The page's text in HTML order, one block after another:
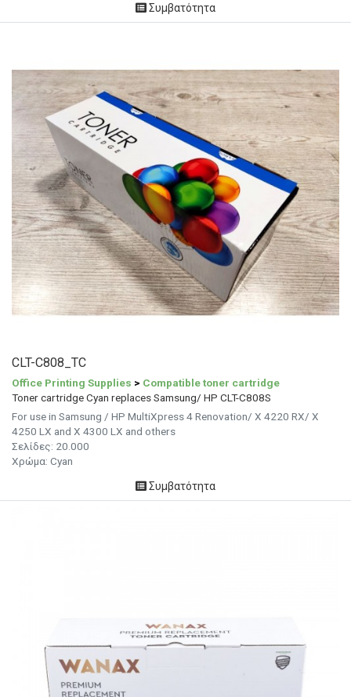
Συμβατότητα
CLT-C808_TC
Office Printing Supplies > Compatible toner cartridge
Toner cartridge Cyan replaces Samsung/ HP CLT-C808S
For use in Samsung / HP MultiXpress 4 Renovation/ X 4220 RX/ X
4250 LX and X 4300 LX and others
Σελίδες: 20.000
Χρώμα: Cyan
Συμβατότητα